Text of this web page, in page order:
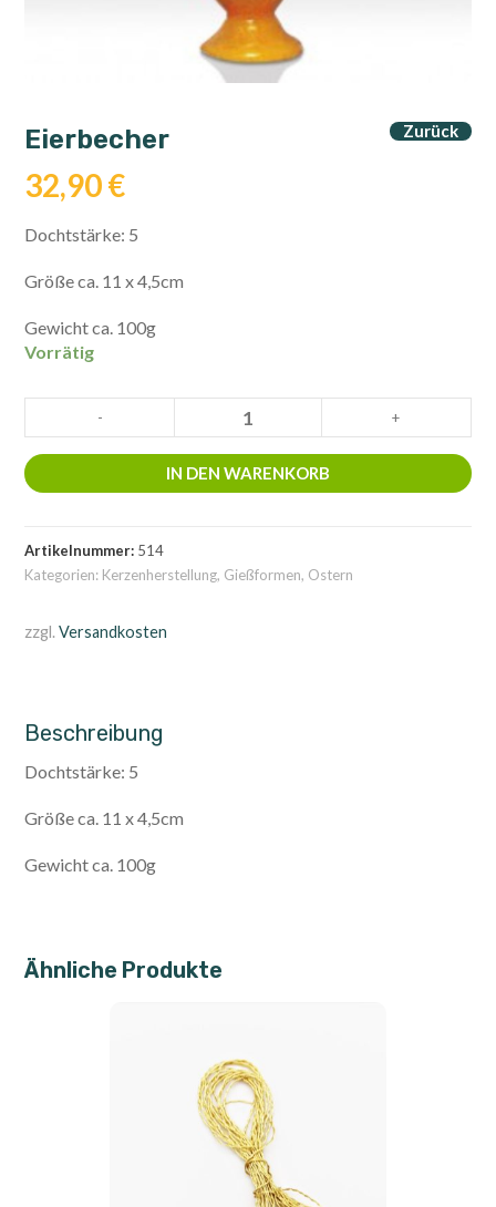
Zurück
Eierbecher
32,90€
Dochtstärke: 5
Größe ca. 11 x 4,5cm
Gewicht ca. 100g
Vorrätig
Menge
- +
IN DEN WARENKORB
Artikelnummer: 514
Kategorien: Kerzenherstellung, Gießformen, Ostern
zzgl.Versandkosten
Beschreibung
Dochtstärke: 5
Größe ca. 11 x 4,5cm
Gewicht ca. 100g
Ähnliche Produkte